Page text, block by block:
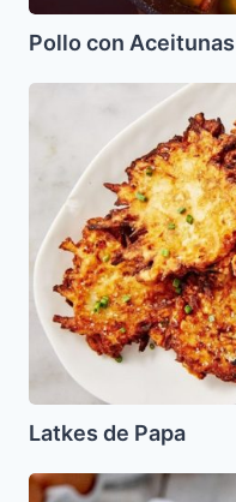
Pollo con Aceitunas
Papa
Latkes de Papa
Bizcocho